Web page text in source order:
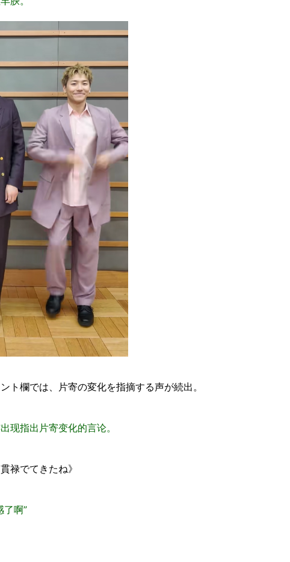
ト欄では、片寄の変化を指摘する声が続出。
现指出片寄变化的言论。
禄でてきたね》
了啊”